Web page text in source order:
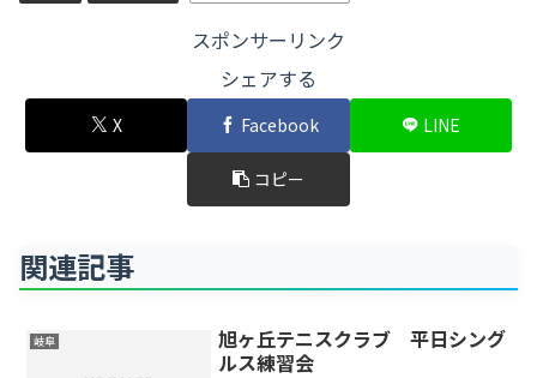
スポンサーリンク
シェアする
X Facebook LINE
コピー
関連記事
岐阜
旭ヶ丘テニスクラブ 平日シング
ルス練習会